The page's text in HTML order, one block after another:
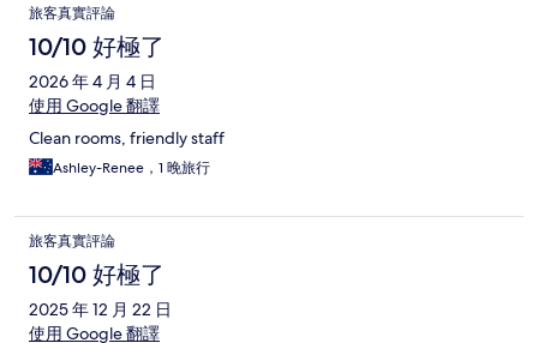
旅客真實評論
10/10 好極了
2026 年 4 月 4 日
使用 Google 翻譯
Clean rooms, friendly staff
Ashley-Renee，1 晚旅行
旅客真實評論
10/10 好極了
2025 年 12 月 22 日
使用 Google 翻譯